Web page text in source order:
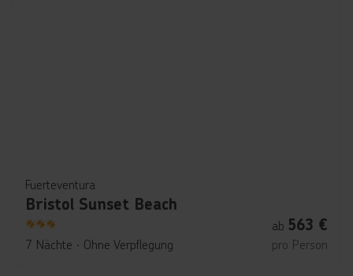
Fuerteventura
Bristol Sunset Beach
3
7 Nächte ∙ Ohne Verpflegung
ab 563 €
pro Person